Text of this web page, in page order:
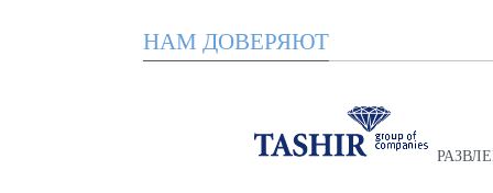
НАМ ДОВЕРЯЮТ